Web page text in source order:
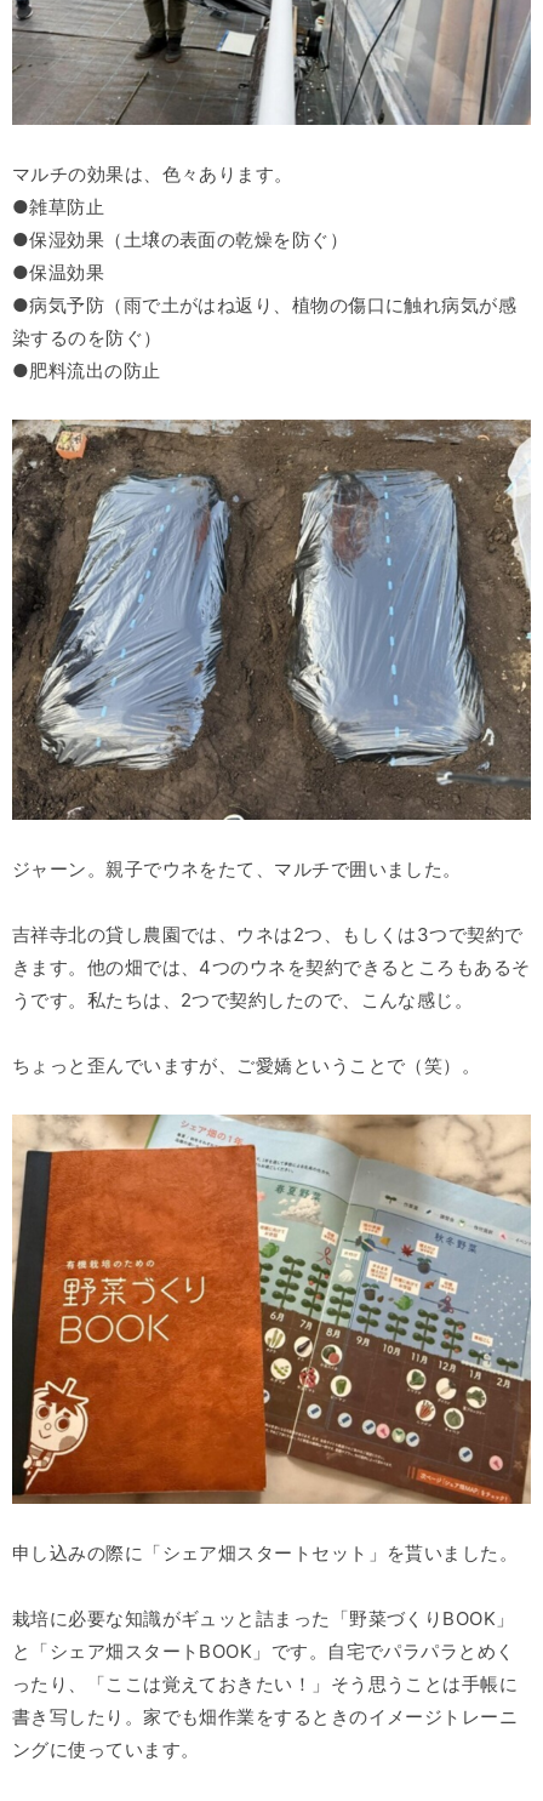
マルチの効果は、色々あります。
●雑草防止
●保湿効果（土壌の表面の乾燥を防ぐ）
●保温効果
●病気予防（雨で土がはね返り、植物の傷口に触れ病気が感
染するのを防ぐ）
●肥料流出の防止
ジャーン。親子でウネをたて、マルチで囲いました。
吉祥寺北の貸し農園では、ウネは2つ、もしくは3つで契約で
きます。他の畑では、4つのウネを契約できるところもあるそ
うです。私たちは、2つで契約したので、こんな感じ。
ちょっと歪んでいますが、ご愛嬌ということで（笑）。
申し込みの際に「シェア畑スタートセット」を貰いました。
栽培に必要な知識がギュッと詰まった「野菜づくりBOOK」
と「シェア畑スタートBOOK」です。自宅でパラパラとめく
ったり、「ここは覚えておきたい！」そう思うことは手帳に
書き写したり。家でも畑作業をするときのイメージトレーニ
ングに使っています。